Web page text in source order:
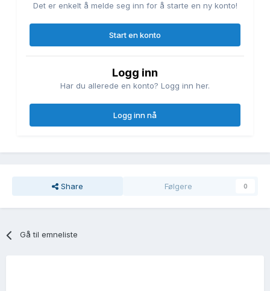
Det er enkelt å melde seg inn for å starte en ny konto!
Start en konto
Logg inn
Har du allerede en konto? Logg inn her.
Logg inn nå
Share Følgere 0
Gå til emneliste